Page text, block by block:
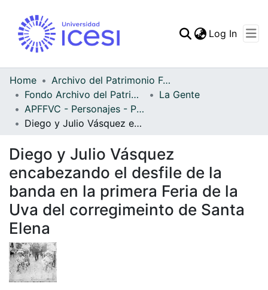
Statistics
Log In
Home
Archivo del Patrimonio Fotográfico y Fílmico del Valle del Cauca
Fondo Archivo del Patrimonio Fotográfico y Fílmico del Valle del Cauca
La Gente
APFFVC - Personajes - Patrimonial
Diego y Julio Vásquez encabezando el desfile de la banda en la primera Feria de la Uva del corregimeinto de Santa Elena
Diego y Julio Vásquez
encabezando el desfile de la
banda en la primera Feria de la
Uva del corregimeinto de Santa
Elena